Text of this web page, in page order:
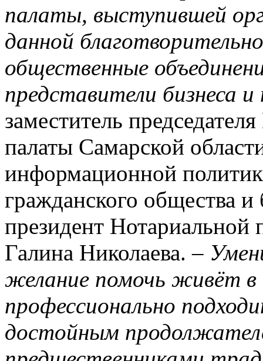
палаты, выступившей
данной
общественные
представители бизнеса
заместитель
палаты Самарской
информационной
гражданского общества и
президент Нотариальной
Галина Николаева. –
желание помочь живёт
профессионально
достойным